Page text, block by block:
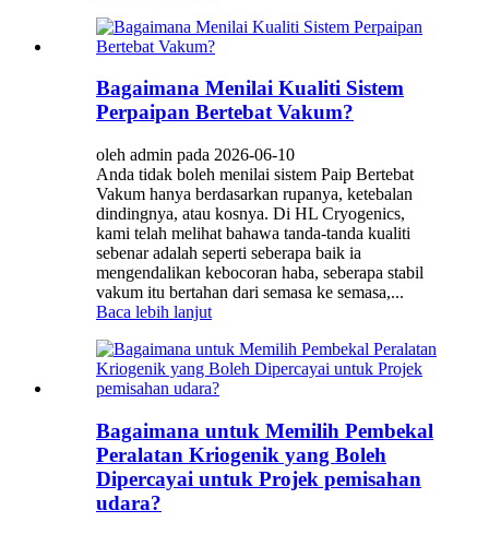
Bagaimana Menilai Kualiti Sistem
Perpaipan Bertebat Vakum?
oleh admin pada 2026-06-10
Anda tidak boleh menilai sistem Paip Bertebat
Vakum hanya berdasarkan rupanya, ketebalan
dindingnya, atau kosnya. Di HL Cryogenics,
kami telah melihat bahawa tanda-tanda kualiti
sebenar adalah seperti seberapa baik ia
mengendalikan kebocoran haba, seberapa stabil
vakum itu bertahan dari semasa ke semasa,...
Baca lebih lanjut
Bagaimana untuk Memilih Pembekal
Peralatan Kriogenik yang Boleh
Dipercayai untuk Projek pemisahan
udara?